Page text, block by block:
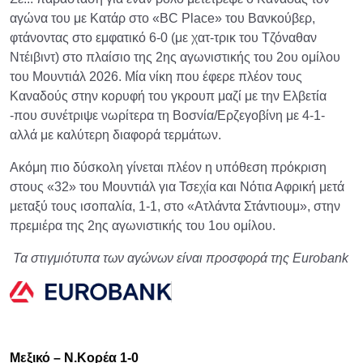
αγώνα του με Κατάρ στο «BC Place» του Βανκούβερ,
φτάνοντας στο εμφατικό 6-0 (με χατ-τρικ του Τζόναθαν
Ντέιβιντ) στο πλαίσιο της 2ης αγωνιστικής του 2ου ομίλου
του Μουντιάλ 2026. Μία νίκη που έφερε πλέον τους
Καναδούς στην κορυφή του γκρουπ μαζί με την Ελβετία
-που συνέτριψε νωρίτερα τη Βοσνία/Ερζεγοβίνη με 4-1-
αλλά με καλύτερη διαφορά τερμάτων.
Ακόμη πιο δύσκολη γίνεται πλέον η υπόθεση πρόκριση
στους «32» του Μουντιάλ για Τσεχία και Νότια Αφρική μετά
μεταξύ τους ισοπαλία, 1-1, στο «Ατλάντα Στάντιουμ», στην
πρεμιέρα της 2ης αγωνιστικής του 1ου ομίλου.
Τα στιγμιότυπα των αγώνων είναι προσφορά της Eurobank
Μεξικό – Ν.Κορέα 1-0